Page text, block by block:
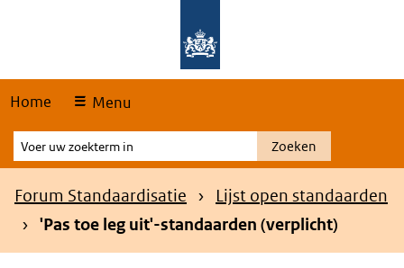
Home Menu
Voer
uw
zoekterm
Zoeken
Kruimelpad
Forum Standaardisatie
Lijst open standaarden
'Pas toe leg uit'-standaarden (verplicht)